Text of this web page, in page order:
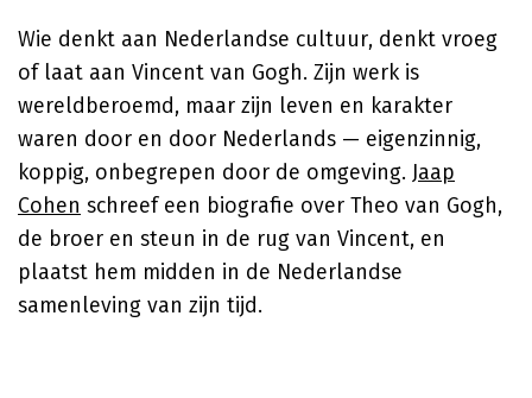
Wie denkt aan Nederlandse cultuur, denkt vroeg
of laat aan Vincent van Gogh. Zijn werk is
wereldberoemd, maar zijn leven en karakter
waren door en door Nederlands — eigenzinnig,
koppig, onbegrepen door de omgeving. Jaap
Cohen schreef een biografie over Theo van Gogh,
de broer en steun in de rug van Vincent, en
plaatst hem midden in de Nederlandse
samenleving van zijn tijd.